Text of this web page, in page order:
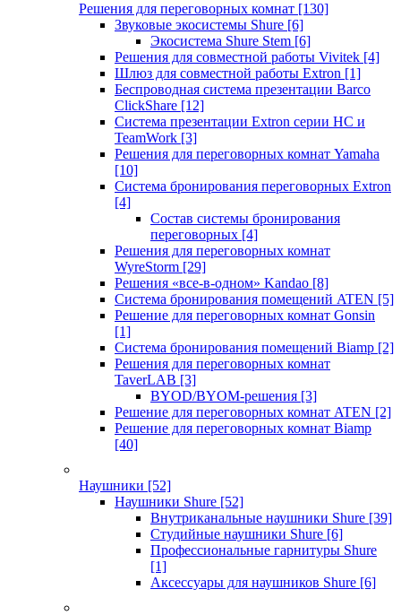
Решения для переговорных комнат [130]
Звуковые экосистемы Shure [6]
Экосистема Shure Stem [6]
Решения для совместной работы Vivitek [4]
Шлюз для совместной работы Extron [1]
Беспроводная система презентации Barco
ClickShare [12]
Система презентации Extron серии HC и
TeamWork [3]
Решения для переговорных комнат Yamaha
[10]
Система бронирования переговорных Extron
[4]
Состав системы бронирования
переговорных [4]
Решения для переговорных комнат
WyreStorm [29]
Решения «все-в-одном» Kandao [8]
Система бронирования помещений ATEN [5]
Решение для переговорных комнат Gonsin
[1]
Система бронирования помещений Biamp [2]
Решения для переговорных комнат
TaverLAB [3]
BYOD/BYOM-решения [3]
Решение для переговорных комнат ATEN [2]
Решение для переговорных комнат Biamp
[40]
Наушники [52]
Наушники Shure [52]
Внутриканальные наушники Shure [39]
Студийные наушники Shure [6]
Профессиональные гарнитуры Shure
[1]
Аксессуары для наушников Shure [6]